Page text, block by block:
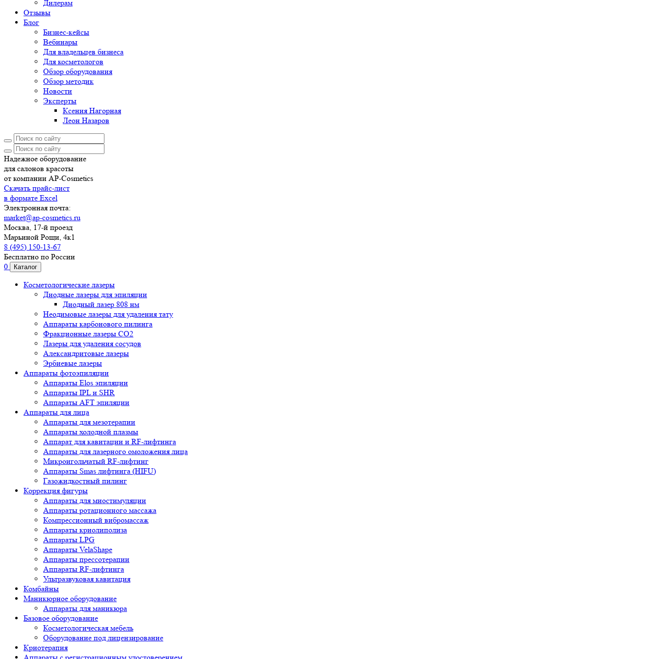
Дилерам
Отзывы
Блог
Бизнес-кейсы
Вебинары
Для владельцев бизнеса
Для косметологов
Обзор оборудования
Обзор методик
Новости
Эксперты
Ксения Нагорная
Леон Назаров
Надежное оборудование
для салонов красоты
от компании AP-Cosmetics
Скачать прайс-лист
в формате Excel
Электронная почта:
market@ap-cosmetics.ru
Москва, 17-й проезд
Марьиной Рощи, 4к1
8 (495) 150-13-67
Бесплатно по России
0
Каталог
Косметологические лазеры
Диодные лазеры для эпиляции
Диодный лазер 808 нм
Неодимовые лазеры для удаления тату
Аппараты карбонового пилинга
Фракционные лазеры CO2
Лазеры для удаления сосудов
Александритовые лазеры
Эрбиевые лазеры
Аппараты фотоэпиляции
Аппараты Elos эпиляции
Аппараты IPL и SHR
Аппараты AFT эпиляции
Аппараты для лица
Аппараты для мезотерапии
Аппараты холодной плазмы
Аппарат для кавитации и RF-лифтинга
Аппараты для лазерного омоложения лица
Микроигольчатый RF-лифтинг
Аппараты Smas лифтинга (HIFU)
Газожидкостный пилинг
Коррекция фигуры
Аппараты для миостимуляции
Аппараты ротационного массажа
Компрессионный вибромассаж
Аппараты криолиполиза
Аппараты LPG
Аппараты VelaShape
Аппараты прессотерапии
Аппараты RF-лифтинга
Ультразвуковая кавитация
Комбайны
Маникюрное оборудование
Аппараты для маникюра
Базовое оборудование
Косметологическая мебель
Оборудование под лицензирование
Криотерапия